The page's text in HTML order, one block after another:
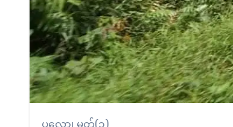
ပုလော၊ မတ်(၁)